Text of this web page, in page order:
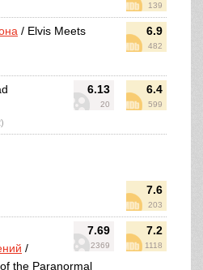
139
6.9
482
/ Elvis Meets
6.13
20
6.4
599
7.6
203
7.69
2369
7.2
1118
/
the Paranormal